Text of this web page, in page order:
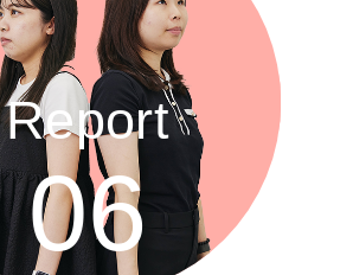
Report
06